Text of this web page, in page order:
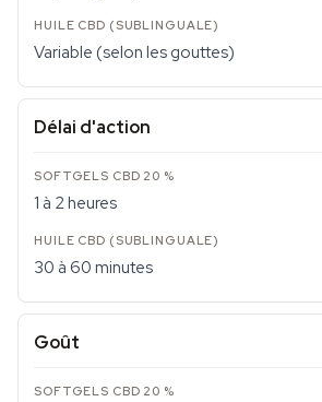
Variable (selon les gouttes)
Délai d'action
1 à 2 heures
30 à 60 minutes
Goût